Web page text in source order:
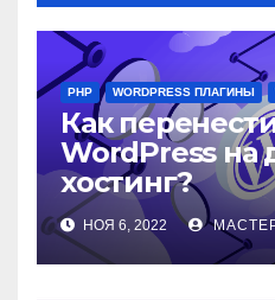
PHP WORDPRESS ПЛАГИНЫ
Как
WordPress на
хостинг?
НОЯ 6, 2022